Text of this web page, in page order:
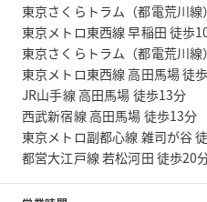
東京さくらトラム（都電荒川
東京メトロ東西線 早稲田 徒歩
東京さくらトラム（都電荒川
東京メトロ東西線 高田馬場 徒
JR山手線 高田馬場 徒歩13分
西武新宿線 高田馬場 徒歩13分
東京メトロ副都心線 雑司が谷
都営大江戸線 若松河田 徒歩20